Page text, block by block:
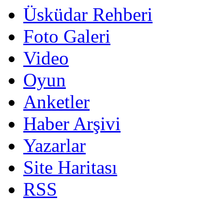
Üsküdar Rehberi
Foto Galeri
Video
Oyun
Anketler
Haber Arşivi
Yazarlar
Site Haritası
RSS